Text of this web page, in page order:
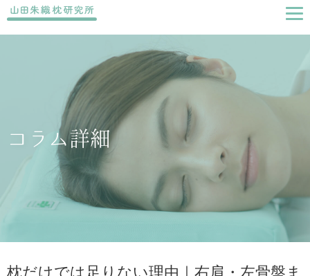
コラム詳細
枕だけでは足りない理由｜右肩・左骨盤ま